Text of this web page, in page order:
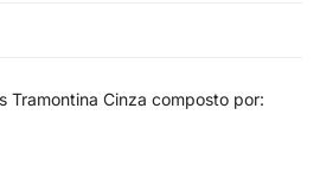
Tramontina Cinza composto por: